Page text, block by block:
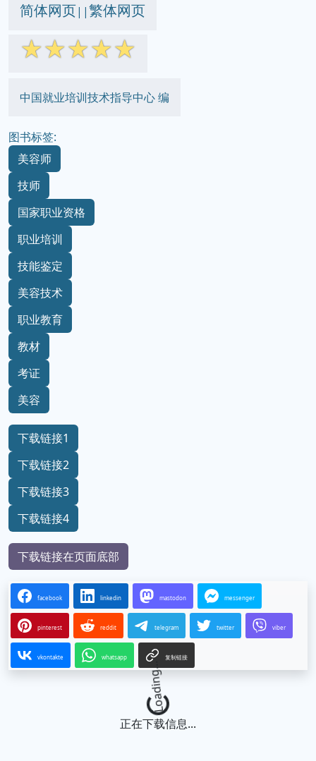
简体网页||繁体网页
☆☆☆☆☆
中国就业培训技术指导中心 编
图书标签:
美容师
技师
国家职业资格
职业培训
技能鉴定
美容技术
职业教育
教材
考证
美容
下载链接1
下载链接2
下载链接3
下载链接4
下载链接在页面底部
facebook linkedin mastodon messenger
pinterest reddit telegram twitter viber
vkontakte whatsapp 复制链接
Loading...
正在下载信息...